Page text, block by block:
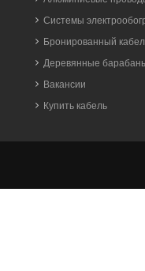
Системы
Бронированный
Деревянные
Вакансии
Купить кабель